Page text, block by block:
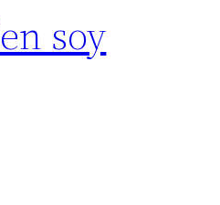
soy